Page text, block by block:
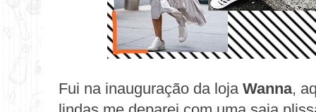
Fui na inauguração da loja Wanna,